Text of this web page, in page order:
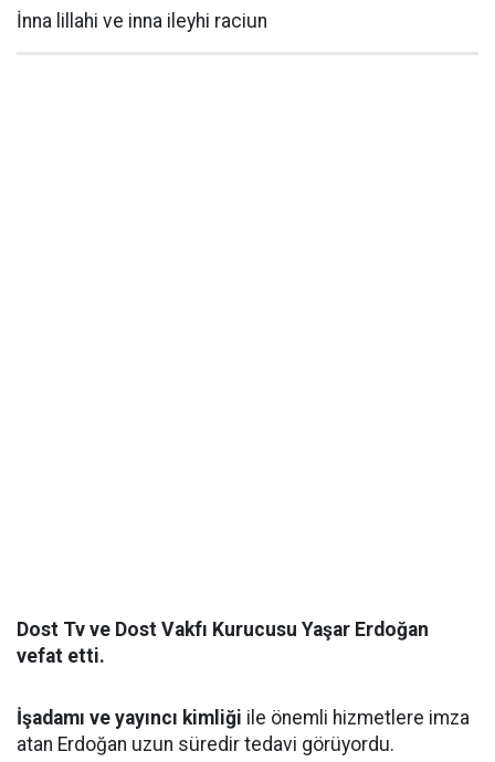
İnna lillahi ve inna ileyhi raciun
Dost Tv ve Dost Vakfı Kurucusu Yaşar Erdoğan
vefat etti.
İşadamı ve yayıncı kimliği ile önemli hizmetlere imza
atan Erdoğan uzun süredir tedavi görüyordu.